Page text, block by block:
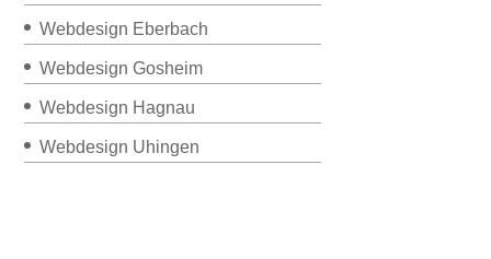
Webdesign Eberbach
Webdesign Gosheim
Webdesign Hagnau
Webdesign Uhingen